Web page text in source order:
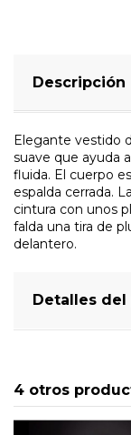
Descripción
Elegante vestido
suave que ayuda
fluida. El cuerpo
espalda cerrada.
cintura con unos
falda una tira de
delantero.
Detalles
4 otros